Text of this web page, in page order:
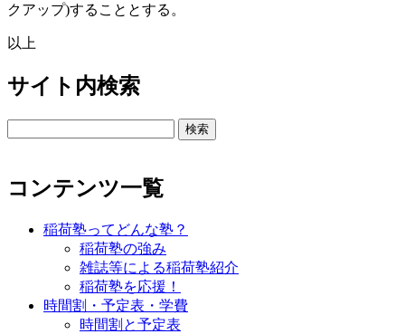
クアップ)することとする。
以上
サイト内検索
コンテンツ一覧
稲荷塾ってどんな塾？
稲荷塾の強み
雑誌等による稲荷塾紹介
稲荷塾を応援！
時間割・予定表・学費
時間割と予定表